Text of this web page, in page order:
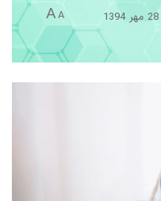
28 مهر 1394 A
A